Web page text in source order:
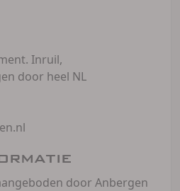
Inruil,
door heel NL
door Anbergen